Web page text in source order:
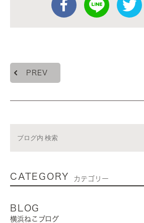
PREV
CATEGORY カテゴリー
BLOG
横浜ねこブログ